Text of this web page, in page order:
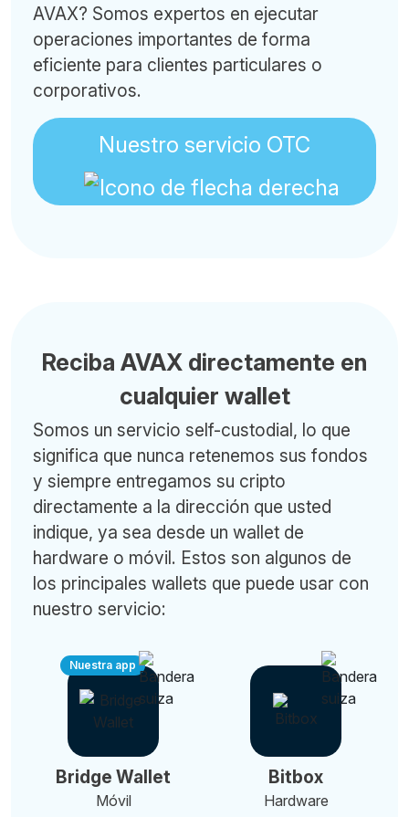
AVAX? Somos expertos en ejecutar
operaciones importantes de forma
eficiente para clientes particulares o
corporativos.
Nuestro servicio OTC
Reciba AVAX directamente en
cualquier wallet
Somos un servicio self-custodial, lo que
significa que nunca retenemos sus fondos
y siempre entregamos su cripto
directamente a la dirección que usted
indique, ya sea desde un wallet de
hardware o móvil. Estos son algunos de
los principales wallets que puede usar con
nuestro servicio:
Nuestra app
Bridge Wallet
Móvil
Bitbox
Hardware